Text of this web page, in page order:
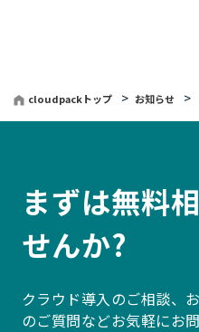
cloudpackトップ お知らせ
まずは無料
せんか?
クラウド導入のご相談、
のご質問などお気軽にお